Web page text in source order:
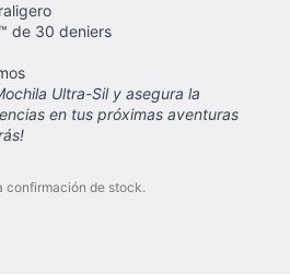
de 30 deniers
Ultra-Sil y asegura la
en tus próximas aventuras
confirmación de stock.